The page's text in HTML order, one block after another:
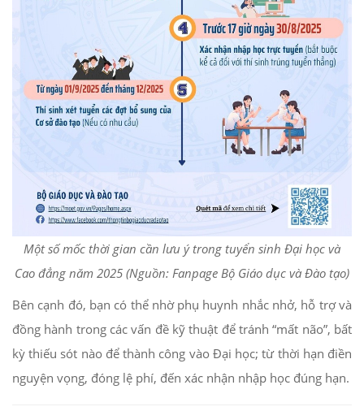
Một số mốc thời gian cần lưu ý trong tuyển sinh Đại học và
Cao đẳng năm 2025 (Nguồn: Fanpage Bộ Giáo dục và Đào tạo)
Bên cạnh đó, bạn có thể nhờ phụ huynh nhắc nhở, hỗ trợ và
đồng hành trong các vấn đề kỹ thuật để tránh “mất não”, bất
kỳ thiếu sót nào để thành công vào Đại học; từ thời hạn điền
nguyện vọng, đóng lệ phí, đến xác nhận nhập học đúng hạn.